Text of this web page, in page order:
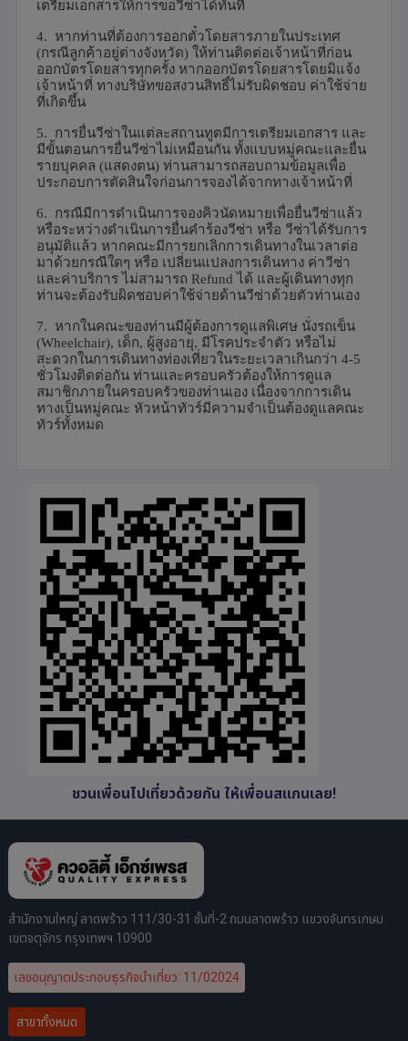
เตรียมเอกสารให้การขอวีซ่าได้ทันที
4. หากท่านที่ต้องการออกตั๋วโดยสารภายในประเทศ
(กรณีลูกค้าอยู่ต่างจังหวัด) ให้ท่านติดต่อเจ้าหน้าที่ก่อน
ออกบัตรโดยสารทุกครั้ง หากออกบัตรโดยสารโดยมิแจ้ง
เจ้าหน้าที่ ทางบริษัทขอสงวนสิทธิ์ไม่รับผิดชอบ ค่าใช้จ่าย
ที่เกิดขึ้น
5. การยื่นวีซ่าในแต่ละสถานทูตมีการเตรียมเอกสาร และ
มีขั้นตอนการยื่นวีซ่าไม่เหมือนกัน ทั้งแบบหมู่คณะและยื่น
รายบุคคล (แสดงตน) ท่านสามารถสอบถามข้อมูลเพื่อ
ประกอบการตัดสินใจก่อนการจองได้จากทางเจ้าหน้าที่
6. กรณีมีการดำเนินการจองคิวนัดหมายเพื่อยื่นวีซ่าแล้ว
หรือระหว่างดำเนินการยื่นคำร้องวีซ่า หรือ วีซ่าได้รับการ
อนุมัติแล้ว หากคณะมีการยกเลิกการเดินทางในเวลาต่อ
มาด้วยกรณีใดๆ หรือ เปลี่ยนแปลงการเดินทาง ค่าวีซ่า
และค่าบริการ ไม่สามารถ Refundได้ และผู้เดินทางทุก
ท่านจะต้องรับผิดชอบค่าใช้จ่ายด้านวีซ่าด้วยตัวท่านเอง
7. หากในคณะของท่านมีผู้ต้องการดูแลพิเศษ นั่งรถเข็น
(Wheelchair), เด็ก, ผู้สูงอายุ, มีโรคประจำตัว หรือไม่
สะดวกในการเดินทางท่องเที่ยวในระยะเวลาเกินกว่า 4-5
ชั่วโมงติดต่อกัน ท่านและครอบครัวต้องให้การดูแล
สมาชิกภายในครอบครัวของท่านเอง เนื่องจากการเดิน
ทางเป็นหมู่คณะ หัวหน้าทัวร์มีความจำเป็นต้องดูแลคณะ
ทัวร์ทั้งหมด
ชวนเพื่อนไปเที่ยวด้วยกัน ให้เพื่อนสแกนเลย!
สำนักงานใหญ่ ลาดพร้าว 111/30-31 ชั้นที่-2 ถนนลาดพร้าว แขวงจันทรเกษม
เขตจตุจักร กรุงเทพฯ 10900
เลขอนุญาตประกอบธุรกิจนำเที่ยว: 11/02024
สาขาทั้งหมด